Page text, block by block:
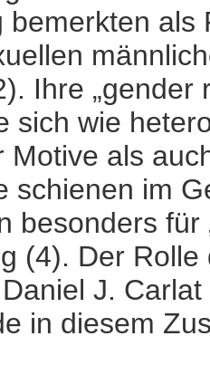
bemerkten
Ihre „gender
sich wie
Motive als
schienen im
besonders für
(4). Der
J.
in diesem